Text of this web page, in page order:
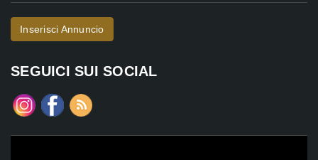
Inserisci Annuncio
SEGUICI SUI SOCIAL